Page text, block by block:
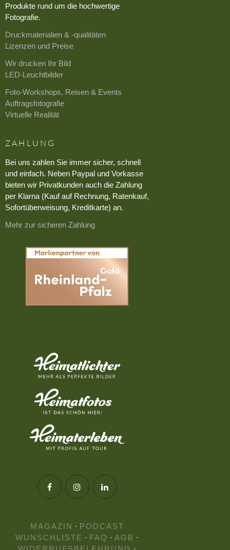
Produkte rund um die hochwertige
Fotografie.
Druckmaterialien & -qualitäten
Lizenzen und Preise
Wir drucken Ihr Bild
LED-Leuchtbilder
Foto-Workshops, Reisen & Events
Auftragsfotografie
Virtuelle Realität
ZAHLUNG
Bei uns zahlen Sie immer sicher, schnell
und einfach. Neben Paypal und Vorkasse
bieten wir Privatkunden auch die Zahlung
per Klarna (Kauf auf Rechnung, Ratenkauf,
Sofortüberweisung, Kreditkarte) an.
Mehr zur sicheren Zahlung
MAGAZIN · PODCAST
WUNSCHLISTE · FAQ · AGB ·